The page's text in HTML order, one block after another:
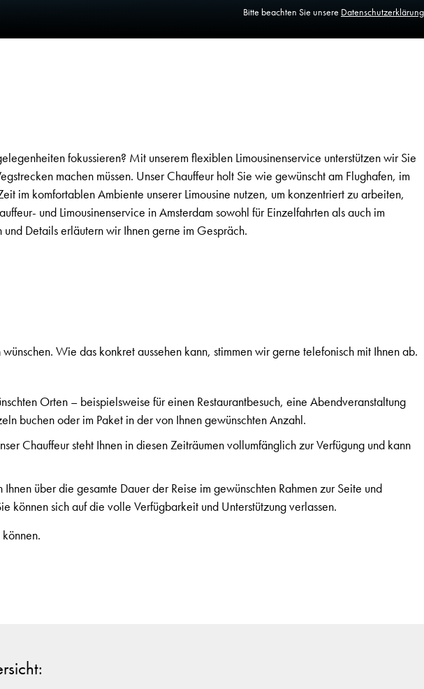
Bitte beachten Sie unsere Datenschutzerklärung
fokussieren? Mit unserem flexiblen Limousinenservice unterstützen wir Sie
machen müssen. Unser Chauffeur holt Sie wie gewünscht am Flughafen, im
im komfortablen Ambiente unserer Limousine nutzen, um konzentriert zu arbeiten,
und Limousinenservice in Amsterdam sowohl für Einzelfahrten als auch im
Details erläutern wir Ihnen gerne im Gespräch.
Wie das konkret aussehen kann, stimmen wir gerne telefonisch mit Ihnen ab.
Orten – beispielsweise für einen Restaurantbesuch, eine Abendveranstaltung
buchen oder im Paket in der von Ihnen gewünschten Anzahl.
Chauffeur steht Ihnen in diesen Zeiträumen vollumfänglich zur Verfügung und kann
Ihnen über die gesamte Dauer der Reise im gewünschten Rahmen zur Seite und
können sich auf die volle Verfügbarkeit und Unterstützung verlassen.